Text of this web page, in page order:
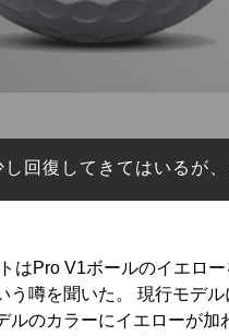
回復してきてはいるが
はPro V1ボールのイエロ
う噂を聞いた。 現行モデ
ルのカラーにイエローが